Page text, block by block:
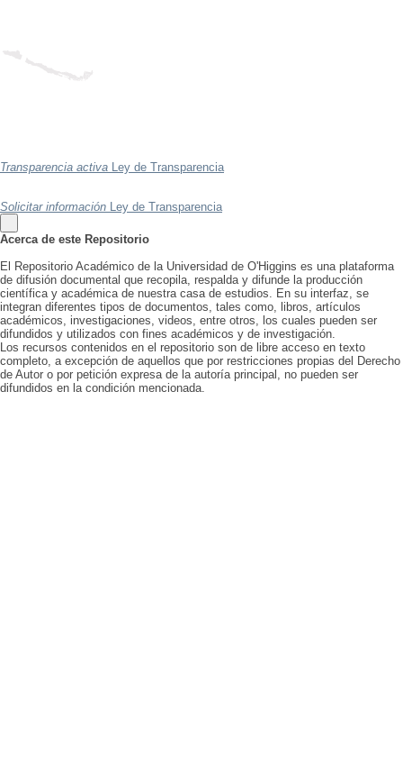
Transparencia activa Ley de Transparencia
Solicitar información Ley de Transparencia
Acerca de este Repositorio
El Repositorio Académico de la Universidad de O'Higgins es una plataforma
de difusión documental que recopila, respalda y difunde la producción
científica y académica de nuestra casa de estudios. En su interfaz, se
integran diferentes tipos de documentos, tales como, libros, artículos
académicos, investigaciones, videos, entre otros, los cuales pueden ser
difundidos y utilizados con fines académicos y de investigación.
Los recursos contenidos en el repositorio son de libre acceso en texto
completo, a excepción de aquellos que por restricciones propias del Derecho
de Autor o por petición expresa de la autoría principal, no pueden ser
difundidos en la condición mencionada.